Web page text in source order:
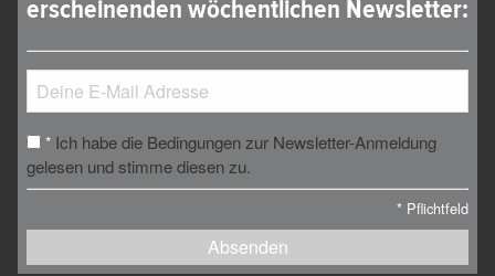
erscheinenden wöchentlichen Newsletter:
* Ich habe die Bedingungen zur Newsletter-Anmeldung
gelesen und stimme diesen zu.
* Pflichtfeld
Absenden